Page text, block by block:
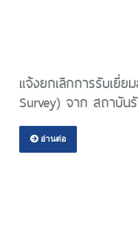
แจ้งยกเลิกการรับเยี่ย
Survey) จาก สถาบั
อ่านต่อ